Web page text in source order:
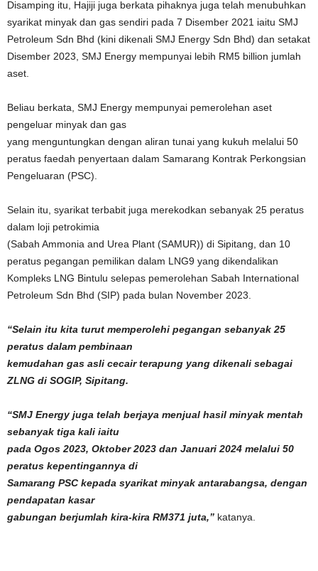
Disamping itu, Hajiji juga berkata pihaknya juga telah menubuhkan
syarikat minyak dan gas sendiri pada 7 Disember 2021 iaitu SMJ
Petroleum Sdn Bhd (kini dikenali SMJ Energy Sdn Bhd) dan setakat
Disember 2023, SMJ Energy mempunyai lebih RM5 billion jumlah
aset.
Beliau berkata, SMJ Energy mempunyai pemerolehan aset
pengeluar minyak dan gas
yang menguntungkan dengan aliran tunai yang kukuh melalui 50
peratus faedah penyertaan dalam Samarang Kontrak Perkongsian
Pengeluaran (PSC).
Selain itu, syarikat terbabit juga merekodkan sebanyak 25 peratus
dalam loji petrokimia
(Sabah Ammonia and Urea Plant (SAMUR)) di Sipitang, dan 10
peratus pegangan pemilikan dalam LNG9 yang dikendalikan
Kompleks LNG Bintulu selepas pemerolehan Sabah International
Petroleum Sdn Bhd (SIP) pada bulan November 2023.
“Selain itu kita turut memperolehi pegangan sebanyak 25
peratus dalam pembinaan
kemudahan gas asli cecair terapung yang dikenali sebagai
ZLNG di SOGIP, Sipitang.
“SMJ Energy juga telah berjaya menjual hasil minyak mentah
sebanyak tiga kali iaitu
pada Ogos 2023, Oktober 2023 dan Januari 2024 melalui 50
peratus kepentingannya di
Samarang PSC kepada syarikat minyak antarabangsa, dengan
pendapatan kasar
gabungan berjumlah kira-kira RM371 juta,” katanya.